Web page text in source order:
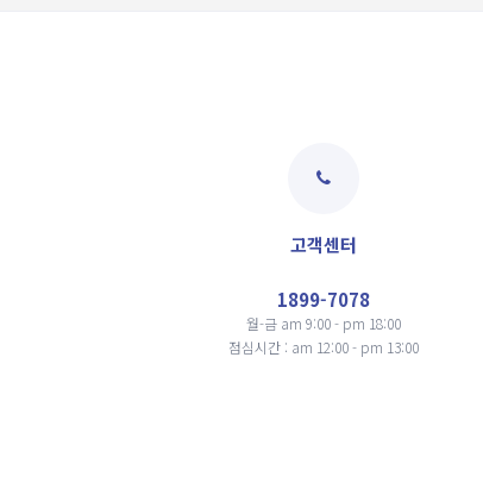
고객센터
1899-7078
월-금 am 9:00 - pm 18:00
점심시간 : am 12:00 - pm 13:00